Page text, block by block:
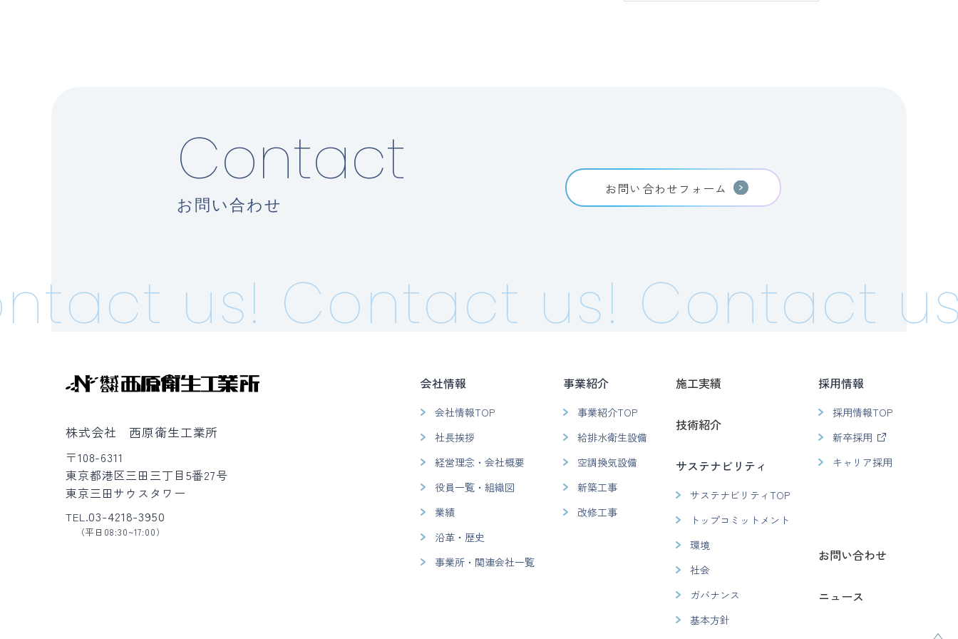
Contact
お問い合わせ
お問い合わせフォーム
us! Contact us! Contact us!
株式会社 西原衛生工業所
〒108-6311
東京都港区三田三丁目5番27号
東京三田サウスタワー
TEL.03-4218-3950
（平日08:30~17:00）
会社情報
会社情報TOP
社長挨拶
経営理念・会社概要
役員一覧・組織図
業績
沿革・歴史
事業所・関連会社一覧
事業紹介
事業紹介TOP
給排水衛生設備
空調換気設備
新築工事
改修工事
施工実績
技術紹介
サステナビリティ
サステナビリティTOP
トップコミットメント
環境
社会
ガバナンス
基本方針
採用情報
採用情報TOP
新卒採用
キャリア採用
お問い合わせ
ニュース